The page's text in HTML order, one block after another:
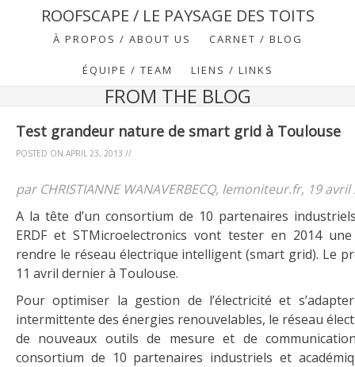
ROOFSCAPE / LE PAYSAGE DES TOITS
À PROPOS / ABOUT US CARNET / BLOG
ÉQUIPE / TEAM LIENS / LINKS
FROM THE BLOG
Test grandeur nature de smart grid à Toulouse
POSTED ON APRIL 23, 2013 //
par CHRISTIANNE WANAVERBECQ, lemoniteur.fr, 19 avril
A la tête d’un consortium de 10 partenaires
ERDF et STMicroelectronics vont tester en 2014
rendre le réseau électrique intelligent (smart grid). Le
11 avril dernier à Toulouse.
Pour optimiser la gestion de l’électricité et
intermittente des énergies renouvelables, le réseau
de nouveaux outils de mesure et de
consortium de 10 partenaires industriels et